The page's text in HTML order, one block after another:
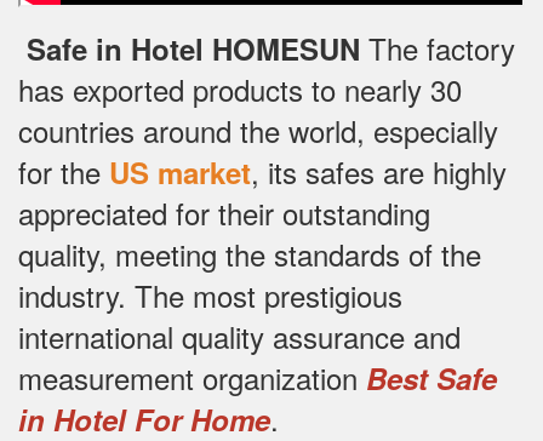
Safe in Hotel HOMESUN The factory
has exported products to nearly 30
countries around the world, especially
for the US market, its safes are highly
appreciated for their outstanding
quality, meeting the standards of the
industry. The most prestigious
international quality assurance and
measurement organization Best Safe
in Hotel For Home.